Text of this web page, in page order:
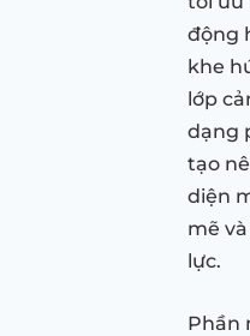
động
khe
lớp
dạng
tạo
diện
mẽ
lực.
Phần